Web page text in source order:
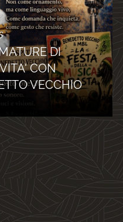
DI
CON
VECCHIO